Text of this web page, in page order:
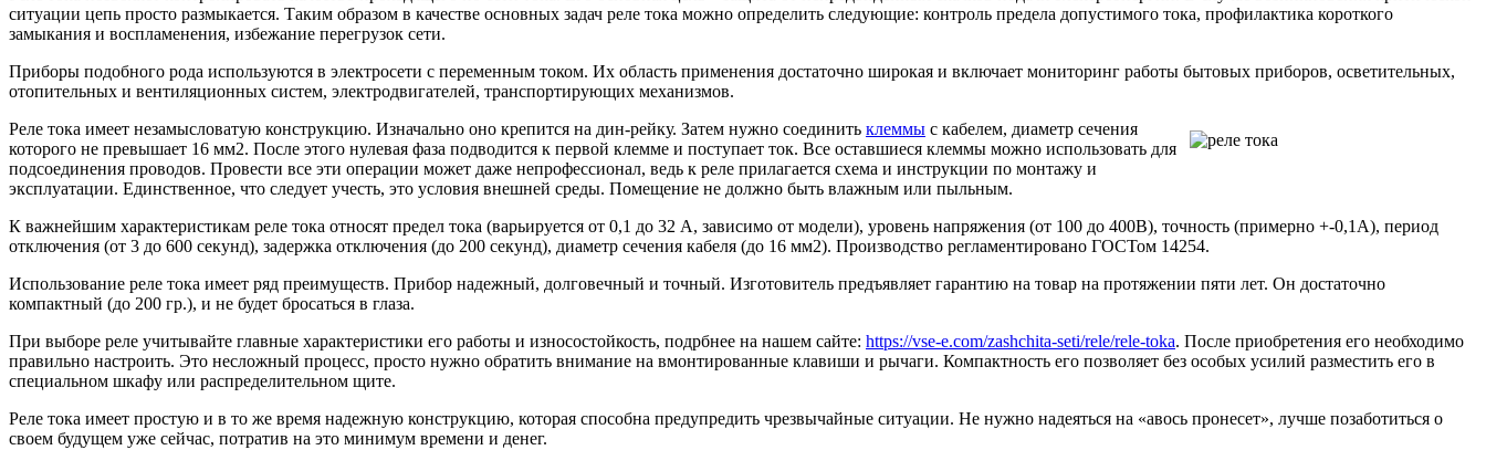
ситуации цепь просто размыкается. Таким образом в качестве основных задач реле тока можно определить следующие: контроль предела допустимого тока, профилактика короткого
замыкания и воспламенения, избежание перегрузок сети.
Приборы подобного рода используются в электросети с переменным током. Их область применения достаточно широкая и включает мониторинг работы бытовых приборов, осветительных,
отопительных и вентиляционных систем, электродвигателей, транспортирующих механизмов.
Реле тока имеет незамысловатую конструкцию. Изначально оно крепится на дин-рейку. Затем нужно соединить клеммы с кабелем, диаметр сечения
которого не превышает 16 мм2. После этого нулевая фаза подводится к первой клемме и поступает ток. Все оставшиеся клеммы можно использовать для
подсоединения проводов. Провести все эти операции может даже непрофессионал, ведь к реле прилагается схема и инструкции по монтажу и
эксплуатации. Единственное, что следует учесть, это условия внешней среды. Помещение не должно быть влажным или пыльным.
К важнейшим характеристикам реле тока относят предел тока (варьируется от 0,1 до 32 А, зависимо от модели), уровень напряжения (от 100 до 400В), точность (примерно +-0,1А), период
отключения (от 3 до 600 секунд), задержка отключения (до 200 секунд), диаметр сечения кабеля (до 16 мм2). Производство регламентировано ГОСТом 14254.
Использование реле тока имеет ряд преимуществ. Прибор надежный, долговечный и точный. Изготовитель предъявляет гарантию на товар на протяжении пяти лет. Он достаточно
компактный (до 200 гр.), и не будет бросаться в глаза.
При выборе реле учитывайте главные характеристики его работы и износостойкость, подрбнее на нашем сайте: https://vse-e.com/zashchita-seti/rele/rele-toka. После приобретения его необходимо
правильно настроить. Это несложный процесс, просто нужно обратить внимание на вмонтированные клавиши и рычаги. Компактность его позволяет без особых усилий разместить его в
специальном шкафу или распределительном щите.
Реле тока имеет простую и в то же время надежную конструкцию, которая способна предупредить чрезвычайные ситуации. Не нужно надеяться на «авось пронесет», лучше позаботиться о
своем будущем уже сейчас, потратив на это минимум времени и денег.